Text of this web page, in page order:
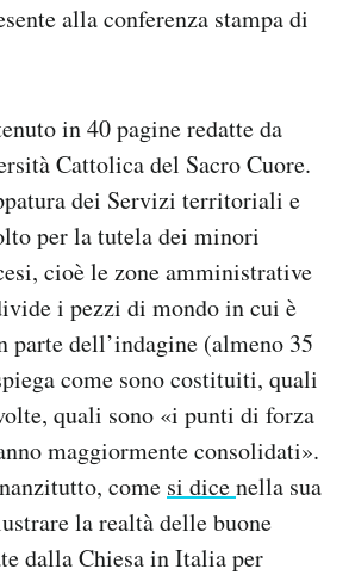
alla conferenza stampa di
in 40 pagine redatte da
Cattolica del Sacro Cuore.
dei Servizi territoriali e
per la tutela dei minori
cioè le zone amministrative
i pezzi di mondo in cui è
parte dell’indagine (almeno 35
come sono costituiti, quali
quali sono «i punti di forza
maggiormente consolidati».
come si dicenella sua
la realtà delle buone
dalla Chiesa in Italia per